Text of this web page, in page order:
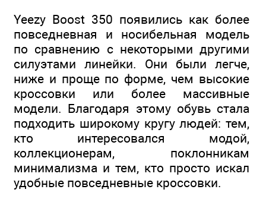
Yeezy Boost 350 появились как более
повседневная и носибельная модель
по сравнению с некоторыми другими
силуэтами линейки. Они были легче,
ниже и проще по форме, чем высокие
кроссовки или более массивные
модели. Благодаря этому обувь стала
подходить широкому кругу людей: тем,
кто интересовался модой,
коллекционерам, поклонникам
минимализма и тем, кто просто искал
удобные повседневные кроссовки.